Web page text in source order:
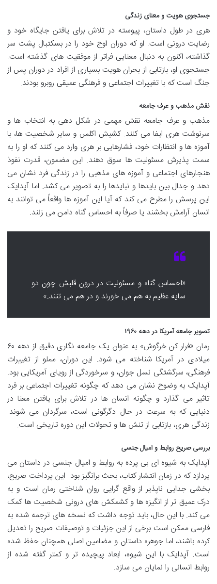
جستجوی هویت و معنای زندگی
هری در طول داستان، پیوسته در تلاش برای یافتن جایگاه خود و
رضایت درونی است. او که دوران اوج خود را در بسکتبال پشت سر
گذاشته، اکنون به دنبال معنایی فراتر از موفقیت های گذشته است.
جستجوی او، بازتابی از بحران هویت بسیاری از افراد در دوران پس از
جنگ است که با تغییرات اجتماعی و فرهنگی عمیقی روبرو بودند.
نقش مذهب و عرف جامعه
مذهب و عرف جامعه نقش مهمی در شکل دهی به انتخاب ها و
سرنوشت هری ایفا می کنند. کشیش اکلس و سایر شخصیت ها، با
آموزه ها و انتظارات خود، فشارهایی بر هری وارد می کنند که او را به
سمت پذیرش مسئولیت ها سوق دهند. این مضمون، قدرت نفوذ
هنجارهای اجتماعی و آموزه های مذهبی را در زندگی فرد نشان می
دهد و جدال بین بایدها و نبایدها را به تصویر می کشد. اما آپدایک
این پرسش را مطرح می کند که آیا این آموزه ها واقعاً می توانند به
انسان آرامش بخشند یا صرفاً به احساس گناه دامن می زنند.
«احساس گناه و مسئولیت در درون قلبش چون دو
سایه عظیم به هم می خورند و در هم می تنند.»
تصویر جامعه آمریکا در دهه ۱۹۶۰
رمان «فرار کن خرگوش» به عنوان یک جامعه نگاری دقیق از دهه ۶۰
میلادی در آمریکا شناخته می شود. این دوران، مملو از تغییرات
فرهنگی، سرگشتگی نسل جوان، و سرخوردگی از رویای آمریکایی بود.
آپدایک به وضوح نشان می دهد که چگونه تغییرات اجتماعی بر فرد
تاثیر می گذارد و چگونه انسان ها در تلاش برای یافتن معنا در
دنیایی که به سرعت در حال دگرگونی است، سرگردان می شوند.
زندگی هری، بازتابی از تنش ها و تحولات این دوره تاریخی است.
بررسی صریح روابط و امیال جنسی
آپدایک به شیوه ای بی پرده به روابط و امیال جنسی در داستان می
پردازد که در زمان انتشار کتاب، بحث برانگیز بود. این پرداخت صریح،
بخشی جدایی ناپذیر از واقع گرایی روان شناختی رمان است و به
درک عمیق تر از انگیزه ها و کشمکش های درونی شخصیت ها کمک
می کند. با این حال، باید توجه داشت که نسخه های ترجمه شده به
فارسی ممکن است برخی از این جزئیات و توصیفات صریح را تعدیل
کرده باشند، اما جوهره داستان و مضامین اصلی همچنان حفظ شده
است. آپدایک با این شیوه، ابعاد پیچیده تر و کمتر گفته شده از
روابط انسانی را نمایان می سازد.